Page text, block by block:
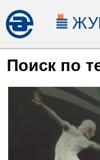
Поиск по